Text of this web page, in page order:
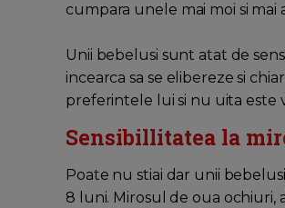
cumpara unele mai moi si mai
Unii bebelusi sunt atat de
incearca sa se elibereze si
preferintele lui si nu uita este
Sensibillitatea la
Poate nu stiai dar unii
8 luni. Mirosul de oua